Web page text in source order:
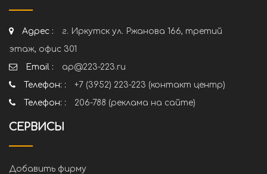
Адрес :
г. Иркутск ул. Ржанова 166, третий
этаж, офис 301
Email :
ap@223-223.ru
Телефон: :
+7 (3952) 223-223 (контакт центр)
Телефон: :
206-788 (реклама на сайте)
СЕРВИСЫ
Добавить фирму